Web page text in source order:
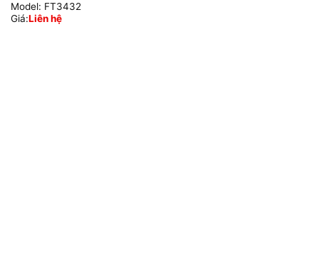
Model: FT3432
Giá:Liên hệ